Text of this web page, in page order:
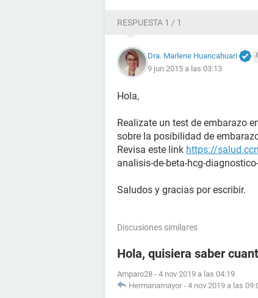
RESPUESTA 1 / 1
Dra. Marlene Huancahuari
9 jun 2015 a las 03:13
Hola,
Realizate un test de embarazo
sobre la posibilidad de
Revisa este link https://
analisis-de-beta-hcg-
Saludos y gracias por escribir.
Discusiones similares
Hola, quisiera saber
Amparo28 - 4 nov 2019 a las 04:19
Hermanamayor - 4 nov 2019 a las